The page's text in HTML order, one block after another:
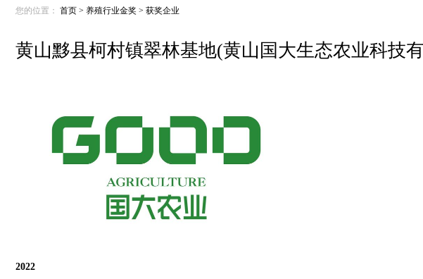
您的位置： 首页 > 养殖行业金奖 > 获奖企业
黄山黟县柯村镇翠林基地(黄山国大生态农业科技
2022